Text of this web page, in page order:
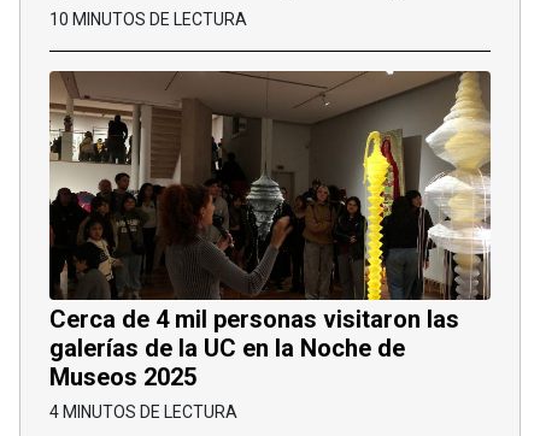
10 MINUTOS DE LECTURA
Cerca de 4 mil personas visitaron las
galerías de la UC en la Noche de
Museos 2025
4 MINUTOS DE LECTURA